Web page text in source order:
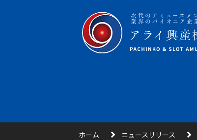
ホーム ニュースリリース